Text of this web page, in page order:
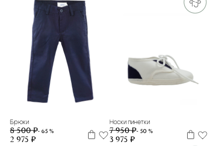
Брюки
8 500 ₽- 65 %
2 975 ₽
Носки пинетки
7 950 ₽- 50 %
3 975 ₽